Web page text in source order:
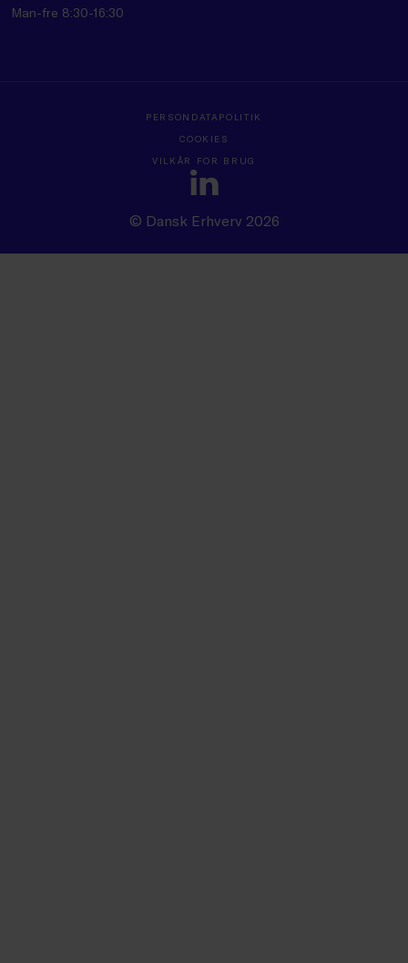
Man-fre 8:30-16:30
© Dansk Erhverv 2026
PERSONDATAPOLITIK
COOKIES
VILKÅR FOR BRUG